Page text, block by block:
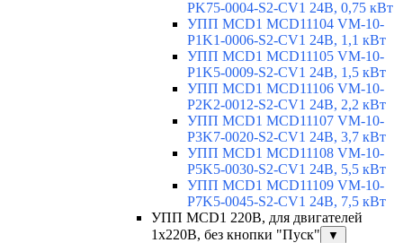
PK75-0004-S2-CV1 24В, 0,75 кВт
УПП MCD1 MCD11104 VM-10-
P1K1-0006-S2-CV1 24В, 1,1 кВт
УПП MCD1 MCD11105 VM-10-
P1K5-0009-S2-CV1 24В, 1,5 кВт
УПП MCD1 MCD11106 VM-10-
P2K2-0012-S2-CV1 24В, 2,2 кВт
УПП MCD1 MCD11107 VM-10-
P3K7-0020-S2-CV1 24В, 3,7 кВт
УПП MCD1 MCD11108 VM-10-
P5K5-0030-S2-CV1 24В, 5,5 кВт
УПП MCD1 MCD11109 VM-10-
P7K5-0045-S2-CV1 24В, 7,5 кВт
УПП MCD1 220В, для двигателей
1х220В, без кнопки "Пуск"
▼